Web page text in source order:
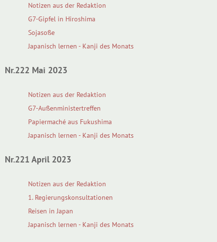
Notizen aus der Redaktion
G7-Gipfel in Hiroshima
Sojasoße
Japanisch lernen - Kanji des Monats
Nr.222 Mai 2023
Notizen aus der Redaktion
G7-Außenministertreffen
Papiermaché aus Fukushima
Japanisch lernen - Kanji des Monats
Nr.221 April 2023
Notizen aus der Redaktion
1. Regierungskonsultationen
Reisen in Japan
Japanisch lernen - Kanji des Monats